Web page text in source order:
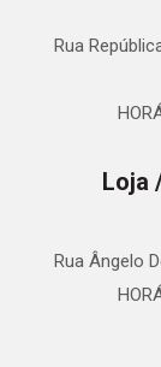
Rua
Loja
Rua Ângelo